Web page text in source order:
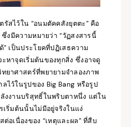
สไว้ใน “อนมตัคคสังยุตตะ” คือ
ซึ่งมีความหมายว่า “วัฏสงสารนี้
” เป็นประโยคที่ปฏิเสธความ
หาจุดเริ่มต้นของทุกสิ่ง ซึ่งอาจดู
ยาศาสตร์ที่พยายามจำลองภาพ
ไว้ในรูปของ Big Bang หรือรูป
งงานบริสุทธิ์ในพริบตาหนึ่ง แต่ใน
เริ่มต้นนั้นไม่มีอยู่จริงในแง่
อเนื่องของ “เหตุและผล” ที่สืบ